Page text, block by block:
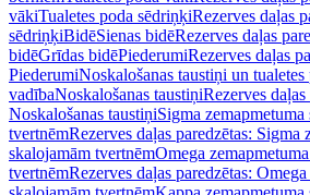
vākiTualetes poda sēdriņķiRezerves daļas
sēdriņķiBidēSienas bidēRezerves daļas
bidēGrīdas bidēPiederumiRezerves daļas
PiederumiNoskalošanas taustiņi un tualetes
vadībaNoskalošanas taustiņiRezerves daļas
Noskalošanas taustiņiSigma
tvertnēmRezerves daļas paredzētas: Sigma
skalojamām tvertnēmOmega
tvertnēmRezerves daļas paredzētas: